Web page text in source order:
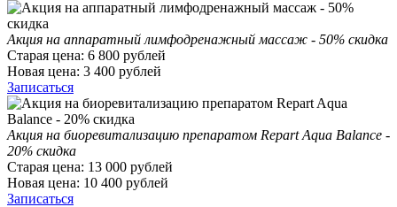
Акция на аппаратный лимфодренажный массаж - 50% скидка
Старая цена: 6 800 рублей
Новая цена: 3 400 рублей
Записаться
Акция на биоревитализацию препаратом Repart Aqua Balance -
20% скидка
Старая цена: 13 000 рублей
Новая цена: 10 400 рублей
Записаться